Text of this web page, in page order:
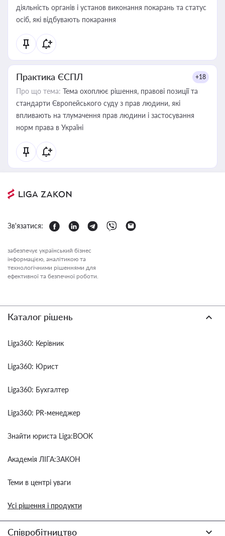
діяльність органів і установ виконання покарань та статус
осіб, які відбувають покарання
Практика ЄСПЛ +18
Про що тема: Тема охоплює рішення, правові позиції та
стандарти Європейського суду з прав людини, які
впливають на тлумачення прав людини і застосування
норм права в Україні
Зв'язатися:
забезпечує український бізнес
інформацією, аналітикою та
технологічними рішеннями для
ефективної та безпечної роботи.
Каталог рішень
Liga360: Керівник
Liga360: Юрист
Liga360: Бухгалтер
Liga360: PR-менеджер
Знайти юриста Liga:BOOK
Академія ЛІГА:ЗАКОН
Теми в центрі уваги
Усі рішення і продукти
Співробітництво